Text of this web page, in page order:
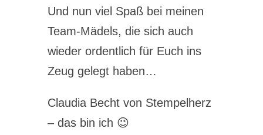
Und nun viel Spaß bei meinen
Team-Mädels, die sich auch
wieder ordentlich für Euch ins
Zeug gelegt haben…
Claudia Becht von Stempelherz
– das bin ich 😉